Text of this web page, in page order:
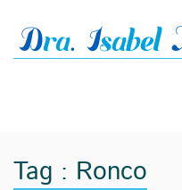
Tag : Ronco